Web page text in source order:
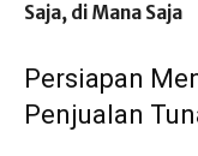
Saja, di Mana Saja
Persiapan
Penjualan